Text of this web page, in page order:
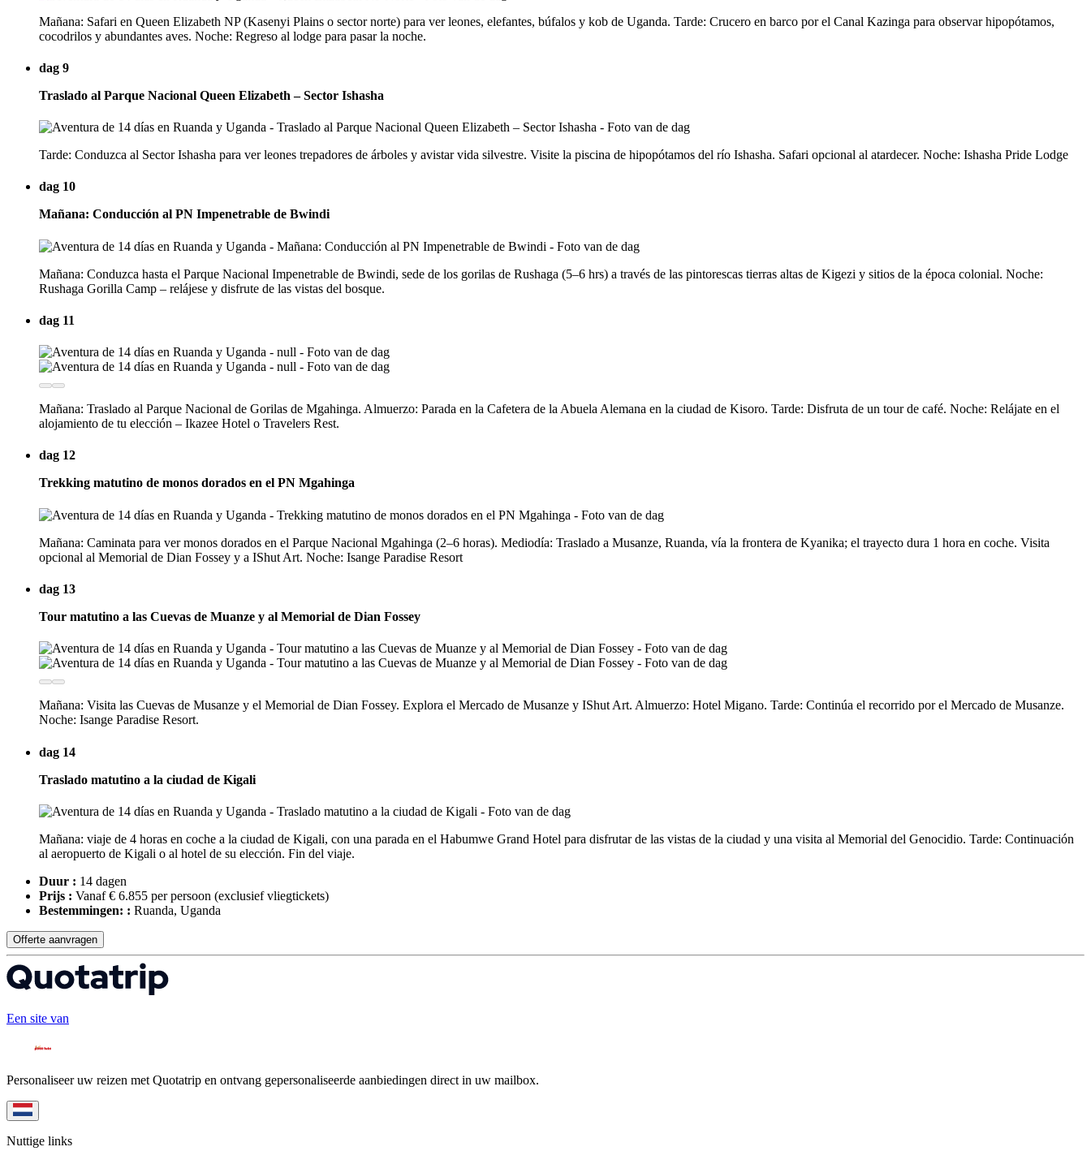
Mañana: Safari en Queen Elizabeth NP (Kasenyi Plains o sector norte) para ver leones, elefantes, búfalos y kob de Uganda. Tarde: Crucero en barco por el Canal Kazinga para observar hipopótamos,
cocodrilos y abundantes aves. Noche: Regreso al lodge para pasar la noche.
dag 9
Traslado al Parque Nacional Queen Elizabeth – Sector Ishasha
Tarde: Conduzca al Sector Ishasha para ver leones trepadores de árboles y avistar vida silvestre. Visite la piscina de hipopótamos del río Ishasha. Safari opcional al atardecer. Noche: Ishasha Pride Lodge
dag 10
Mañana: Conducción al PN Impenetrable de Bwindi
Mañana: Conduzca hasta el Parque Nacional Impenetrable de Bwindi, sede de los gorilas de Rushaga (5–6 hrs) a través de las pintorescas tierras altas de Kigezi y sitios de la época colonial. Noche:
Rushaga Gorilla Camp – relájese y disfrute de las vistas del bosque.
dag 11
Mañana: Traslado al Parque Nacional de Gorilas de Mgahinga. Almuerzo: Parada en la Cafetera de la Abuela Alemana en la ciudad de Kisoro. Tarde: Disfruta de un tour de café. Noche: Relájate en el
alojamiento de tu elección – Ikazee Hotel o Travelers Rest.
dag 12
Trekking matutino de monos dorados en el PN Mgahinga
Mañana: Caminata para ver monos dorados en el Parque Nacional Mgahinga (2–6 horas). Mediodía: Traslado a Musanze, Ruanda, vía la frontera de Kyanika; el trayecto dura 1 hora en coche. Visita
opcional al Memorial de Dian Fossey y a IShut Art. Noche: Isange Paradise Resort
dag 13
Tour matutino a las Cuevas de Muanze y al Memorial de Dian Fossey
Mañana: Visita las Cuevas de Musanze y el Memorial de Dian Fossey. Explora el Mercado de Musanze y IShut Art. Almuerzo: Hotel Migano. Tarde: Continúa el recorrido por el Mercado de Musanze.
Noche: Isange Paradise Resort.
dag 14
Traslado matutino a la ciudad de Kigali
Mañana: viaje de 4 horas en coche a la ciudad de Kigali, con una parada en el Habumwe Grand Hotel para disfrutar de las vistas de la ciudad y una visita al Memorial del Genocidio. Tarde: Continuación
al aeropuerto de Kigali o al hotel de su elección. Fin del viaje.
Duur : 14 dagen
Prijs : Vanaf € 6.855 per persoon (exclusief vliegtickets)
Bestemmingen: : Ruanda, Uganda
Offerte aanvragen
Een site van
Personaliseer uw reizen met Quotatrip en ontvang gepersonaliseerde aanbiedingen direct in uw mailbox.
Nuttige links